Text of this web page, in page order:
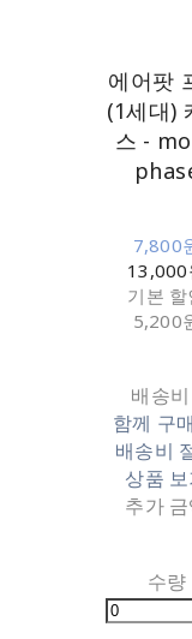
에어팟
(1세대)
스 -
7,800
13,000
기본 할
5,200
배송비
함께 구
배송비
상품 보
추가 금
수량